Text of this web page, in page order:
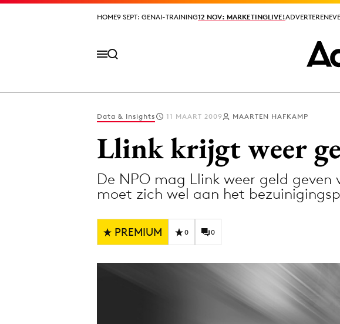
HOME9 SEPT: GENAI-TRAINING12 NOV: MARKETINGLIVE!ADVERTEREN
HOME9 SEPT: GENAI-TRAINING12 NOV: MARKETINGLIVE!ADVERTEREN
Digital transformation
Diversiteit
Effectiviteit
Influencer marketing
Interne communicatie
Data & Insights 11 MAART 2009 MAARTEN HAFKAMP
Llink krijgt weer
De NPO mag Llink weer geld
moet zich wel aan het
PREMIUM 0 0